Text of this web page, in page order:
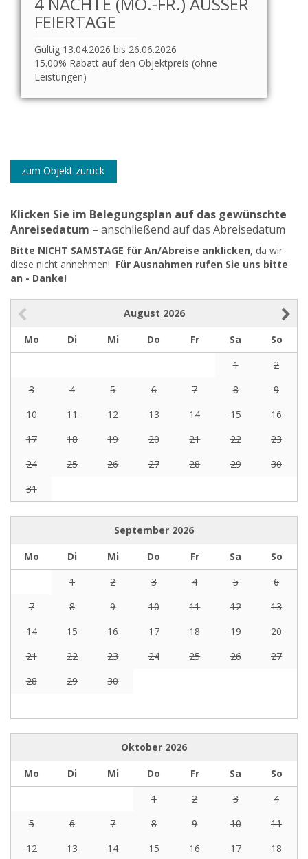
EIERTAGE
Gültig 13.04.2026 bis 26.06.2026
15.00% Rabatt auf den Objektpreis (ohne
Leistungen)
zum Objekt zurück
Klicken Sie im Belegungsplan auf das gewünschte
Anreisedatum – anschließend auf das Abreisedatum
Bitte NICHT SAMSTAGE für An/Abreise anklicken, da wir
diese nicht annehmen! Für Ausnahmen rufen Sie uns bitte
an - Danke!
August 2026
Mo
Di Mi Do Fr Sa
So
1
2
3
4 5 6 7 8
9
10
11 12 13 14 15
16
17
18 19 20 21 22
23
24
25 26 27 28 29
30
31
September 2026
Mo
Di Mi Do Fr Sa
So
1
2 3 4 5
6
7
8 9 10 11 12
13
14
15 16 17 18 19
20
21
22 23 24 25 26
27
28
29 30
Oktober 2026
Mo
Di Mi Do Fr Sa
So
1
2 3
4
5
6 7 8 9 10
11
12
13 14 15 16 17
18